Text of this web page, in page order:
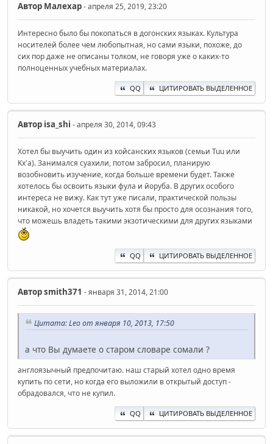
Автор Малехар- апреля 25, 2019, 23:20
Интересно было бы покопаться в догонских языках. Культура
носителей более чем любопытная, но сами языки, похоже, до
сих пор даже не описаны толком, не говоря уже о каких-то
полноценных учебных материалах.
QQ ЦИТИРОВАТЬ ВЫДЕЛЕННОЕ
Автор isa_shi - апреля 30, 2014, 09:43
Хотел бы выучить один из койсанских языков (семьи Tuu или
Kx'a). Занимался суахили, потом забросил, планирую
возобновить изучение, когда больше времени будет. Также
хотелось бы освоить языки фула и йоруба. В других особого
интереса не вижу. Как тут уже писали, практической пользы
никакой, но хочется выучить хотя бы просто для осознания того,
что можешь владеть такими экзотическими для других языками
QQ ЦИТИРОВАТЬ ВЫДЕЛЕННОЕ
Авторsmith371 - января 31, 2014, 21:00
Цитата: Leo от января 10, 2013, 17:50
а что Вы думаете о старом словаре сомали ?
англоязычный предпочитаю. наш старый хотел одно время
купить по сети, но когда его выложили в открытый доступ -
обрадовался, что не купил.
QQ ЦИТИРОВАТЬ ВЫДЕЛЕННОЕ